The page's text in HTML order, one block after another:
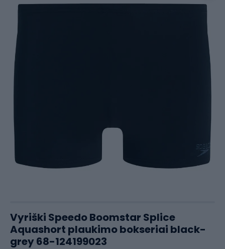
Vyriški Speedo Boomstar Splice
Aquashort plaukimo bokseriai black-
grey 68-124199023